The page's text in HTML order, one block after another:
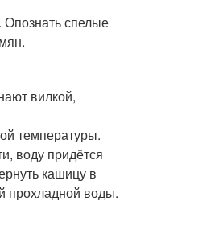
Опознать спелые
вилкой,
температуры.
воду придётся
кашицу в
прохладной воды.